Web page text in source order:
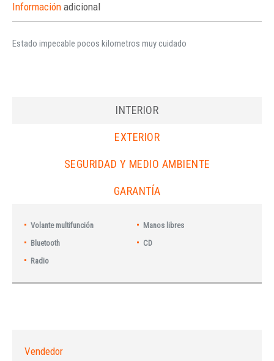
Información adicional
Estado impecable pocos kilometros muy cuidado
INTERIOR
EXTERIOR
SEGURIDAD Y MEDIO AMBIENTE
GARANTÍA
Volante multifunción
Manos libres
Bluetooth
CD
Radio
Vendedor